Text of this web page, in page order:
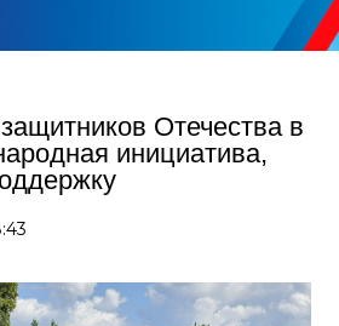
Отечества в
инициатива,